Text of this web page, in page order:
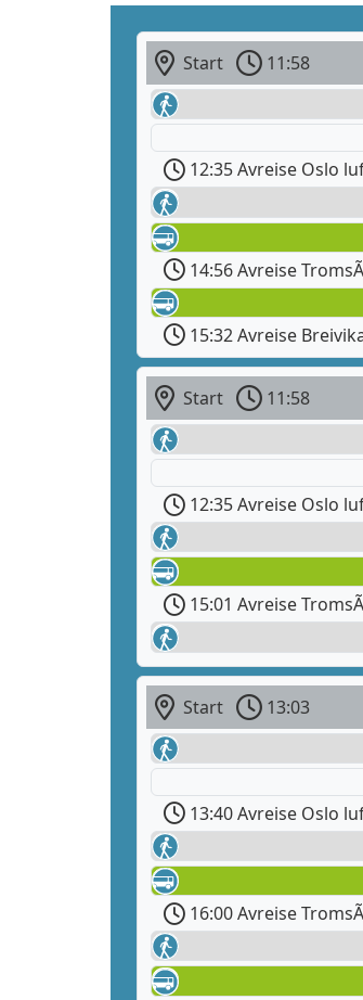
Start 11:58
12:35 Avreise Oslo
14:56 Avreise
15:32 Avreise
Start 11:58
12:35 Avreise Oslo
15:01 Avreise
Start 13:03
13:40 Avreise Oslo
16:00 Avreise